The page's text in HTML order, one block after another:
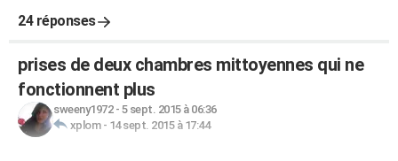
24 réponses
prises de deux chambres mittoyennes qui ne
fonctionnent plus
sweeny1972- 5 sept. 2015 à 06:36
xplom- 14 sept. 2015 à 17:44